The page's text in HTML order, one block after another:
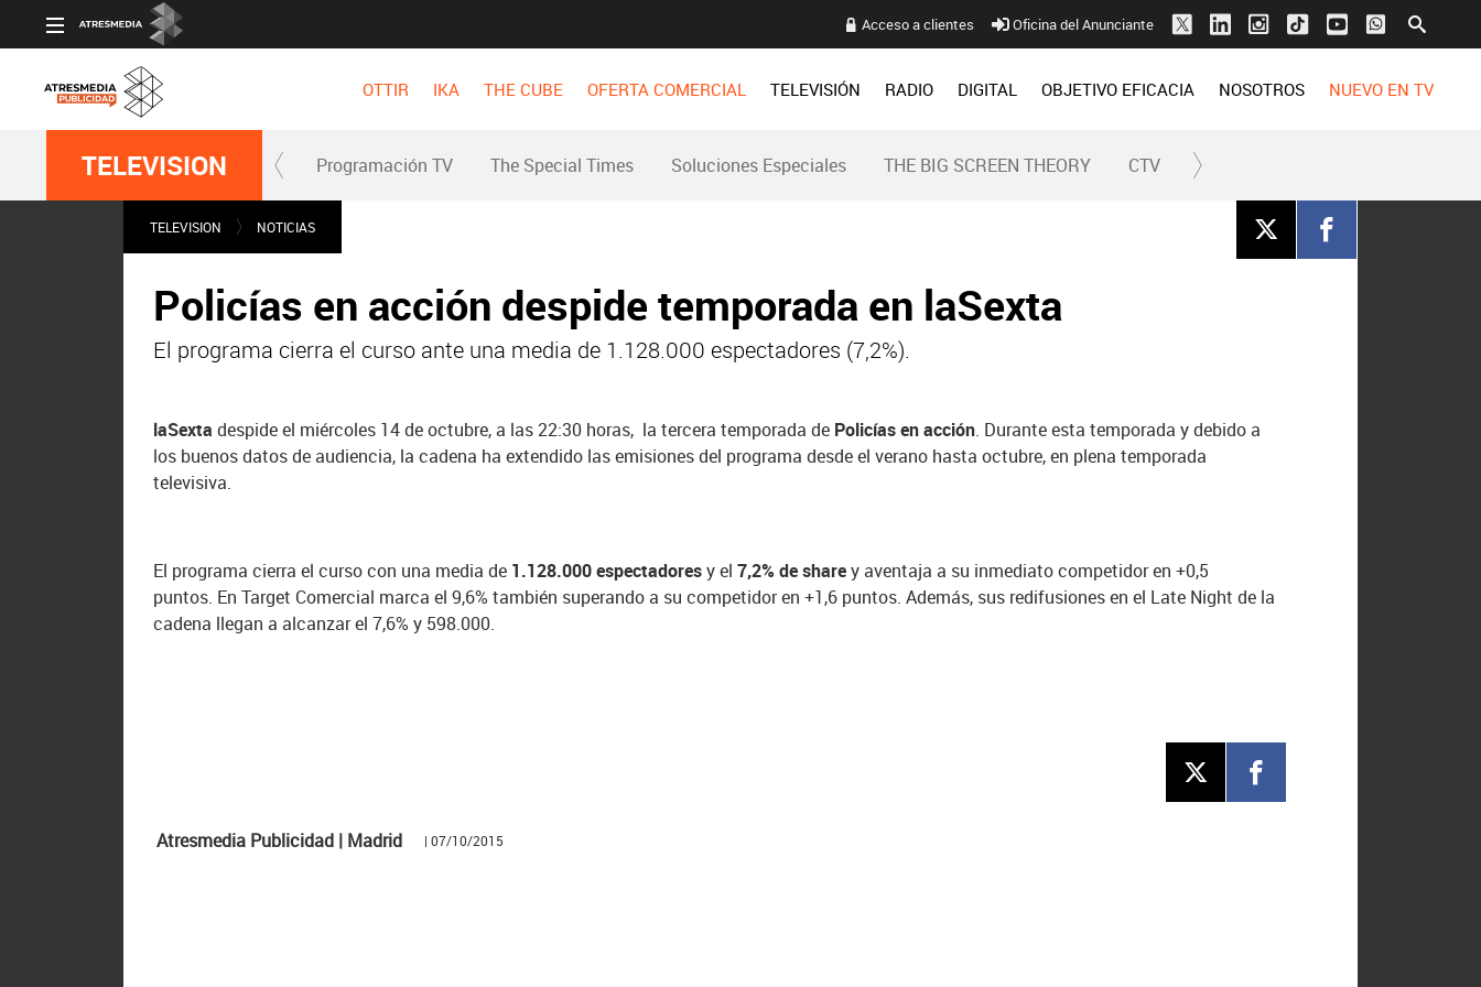
Acceso a clientes Oficina del Anunciante
OTTIR IKA THE CUBE OFERTA COMERCIAL TELEVISIÓN RADIO DIGITAL OBJETIVO EFICACIA NOSOTROS NUEVO EN TV
TELEVISION Programación TV The Special Times Soluciones Especiales THE BIG SCREEN THEORY CTV
TELEVISION NOTICIAS
Policías en acción despide temporada en laSexta
El programa cierra el curso ante una media de 1.128.000 espectadores (7,2%).
laSexta despide el miércoles 14 de octubre, a las 22:30 horas, la tercera temporada de Policías en acción. Durante esta temporada y debido a
los buenos datos de audiencia, la cadena ha extendido las emisiones del programa desde el verano hasta octubre, en plena temporada
televisiva.
El programa cierra el curso con una media de 1.128.000 espectadoresy el7,2% de sharey aventaja a su inmediato competidor en +0,5
puntos. En Target Comercial marca el 9,6% también superando a su competidor en +1,6 puntos. Además, sus redifusiones en el Late Night de la
cadena llegan a alcanzar el 7,6% y 598.000.
Atresmedia Publicidad | Madrid | 07/10/2015